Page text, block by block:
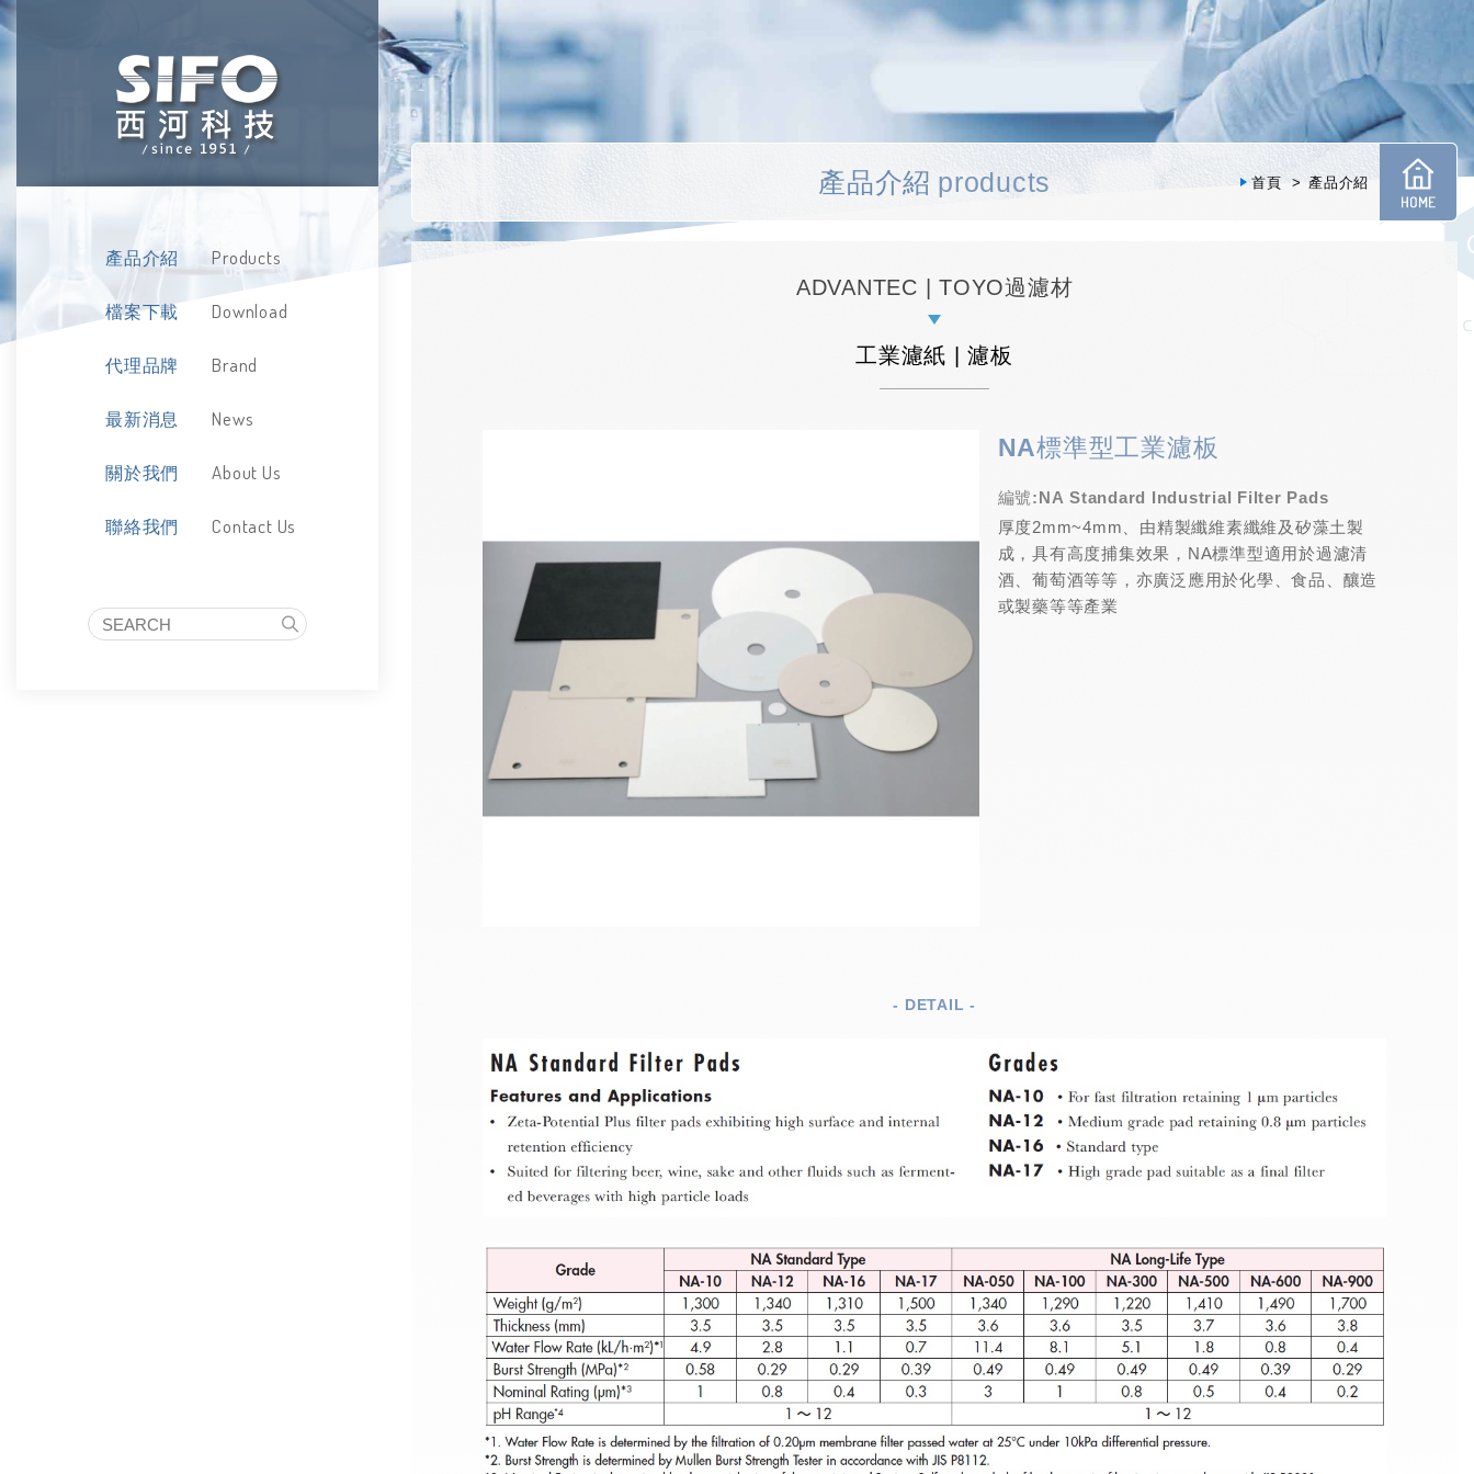
產品介紹 Products
檔案下載 Download
代理品牌 Brand
最新消息 News
關於我們 About Us
聯絡我們 Contact Us
首頁 產品介紹
產品介紹 products
ADVANTEC | TOYO過濾材
工業濾紙 | 濾板
NA標準型工業濾板
編號:NA Standard Industrial Filter Pads
厚度2mm~4mm、由精製纖維素纖維及矽藻土製
成，具有高度捕集效果，NA標準型適用於過濾清
酒、葡萄酒等等，亦廣泛應用於化學、食品、釀造
或製藥等等產業
- DETAIL -